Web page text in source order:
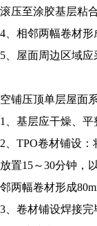
滚压至涂胶基层粘
4、相邻两幅卷材形
5、屋面周边区域
空铺压顶单层屋面
1、基层应干燥、平
2、TPO卷材铺设
放置15～30分钟，
邻两幅卷材形成
3、卷材铺设焊接